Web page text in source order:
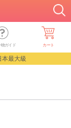
物ガイド カート
最大級